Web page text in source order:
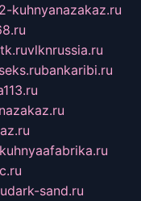
kuhnyanazakaz.ru
vlknrussia.ru
bankaribi.ru
dark-sand.ru